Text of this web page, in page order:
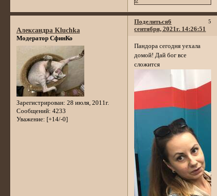
Поделиться 5
6
сентября, 2021г. 14:26:51
Александра Kluchka
Модератор СфинКо
Зарегистрирован: 28 июля, 2011г.
Сообщений: 4233
Уважение: [+14/-0]
Пандора сегодня уехала
домой! Дай бог все
сложится